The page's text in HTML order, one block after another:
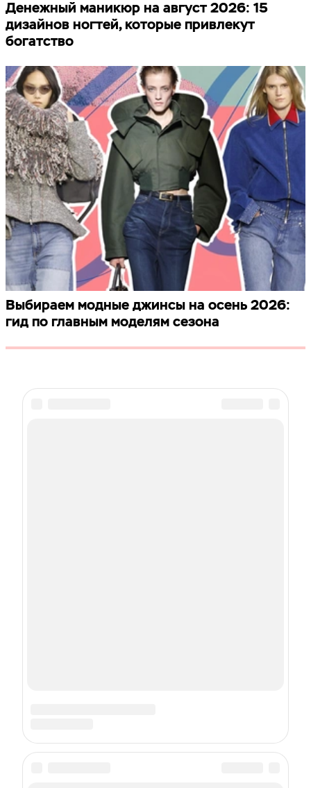
Денежный маникюр на август 2026: 15
дизайнов ногтей, которые привлекут
богатство
Выбираем модные джинсы на осень 2026:
гид по главным моделям сезона